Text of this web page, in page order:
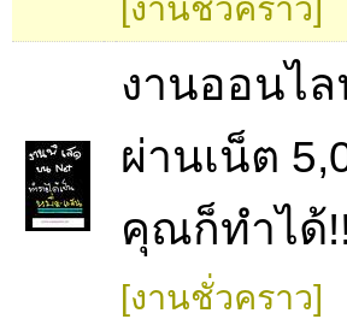
[งานชั่วคราว]
งานออนไล
ผ่านเน็ต
คุณก็ทำได้!!
[งานชั่วคราว]